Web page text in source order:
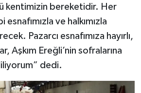
kentimizin bereketidir. Her
ve halkımızla
Pazarcı esnafımıza hayırlı,
Aşkım Ereğli’nin sofralarına
dedi.